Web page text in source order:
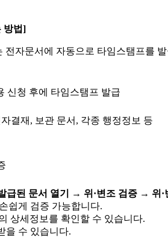
방법]
자문서에 자동으로 타임스탬프를
결재, 보관 문서, 각종 행정정보 등
된 문서 열기 → 위·변조 검증 → 위·
쉽게 검증 가능합니다.
상세정보를 확인할 수 있습니다.
을 수 있습니다.